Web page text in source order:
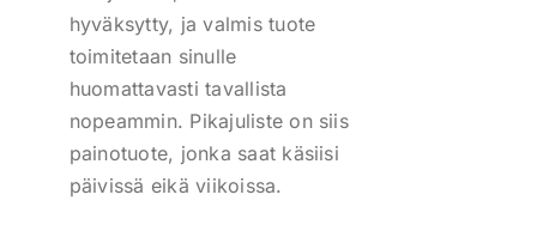
hyväksytty, ja valmis tuote
toimitetaan sinulle
huomattavasti tavallista
nopeammin. Pikajuliste on siis
painotuote, jonka saat käsiisi
päivissä eikä viikoissa.